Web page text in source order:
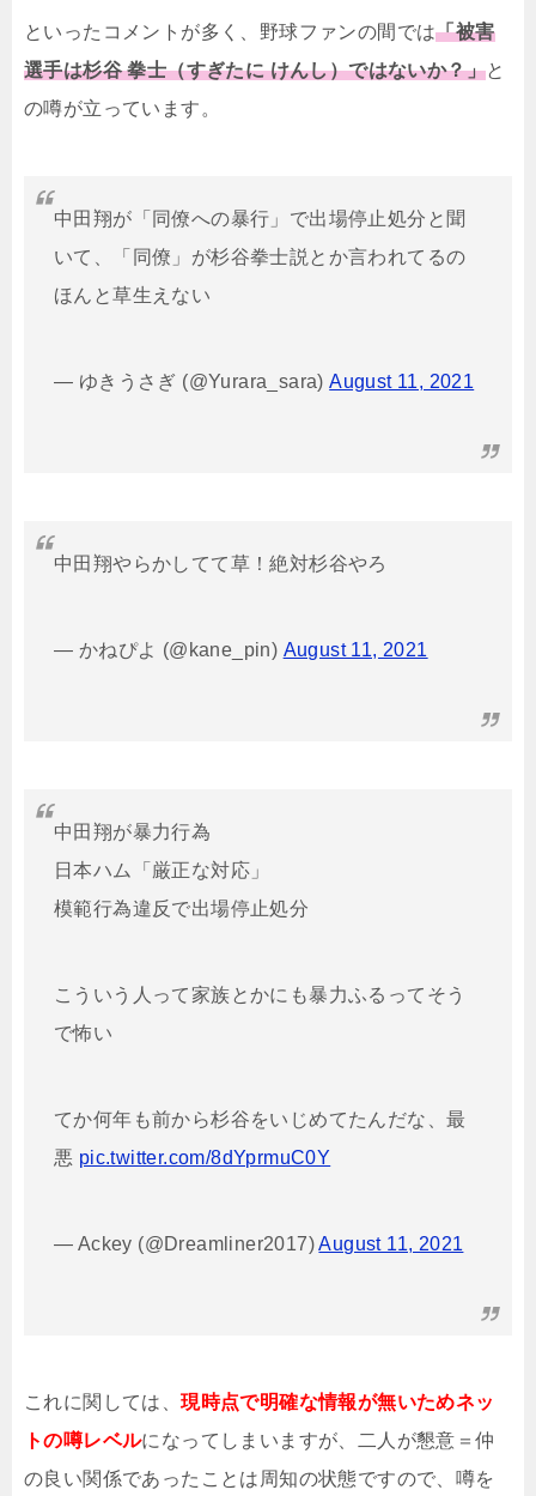
といったコメントが多く、野球ファンの間では「被害
選手は杉谷 拳士（すぎたに けんし）ではないか？」と
の噂が立っています。
中田翔が「同僚への暴行」で出場停止処分と聞
いて、「同僚」が杉谷拳士説とか言われてるの
ほんと草生えない
— ゆきうさぎ (@Yurara_sara)August 11, 2021
中田翔やらかしてて草！絶対杉谷やろ
— かねぴよ (@kane_pin) August 11, 2021
中田翔が暴力行為
日本ハム「厳正な対応」
模範行為違反で出場停止処分
こういう人って家族とかにも暴力ふるってそう
で怖い
てか何年も前から杉谷をいじめてたんだな、最
悪 pic.twitter.com/8dYprmuC0Y
— Ackey (@Dreamliner2017)August 11, 2021
これに関しては、現時点で明確な情報が無いためネッ
トの噂レベルになってしまいますが、二人が懇意＝仲
の良い関係であったことは周知の状態ですので、噂を